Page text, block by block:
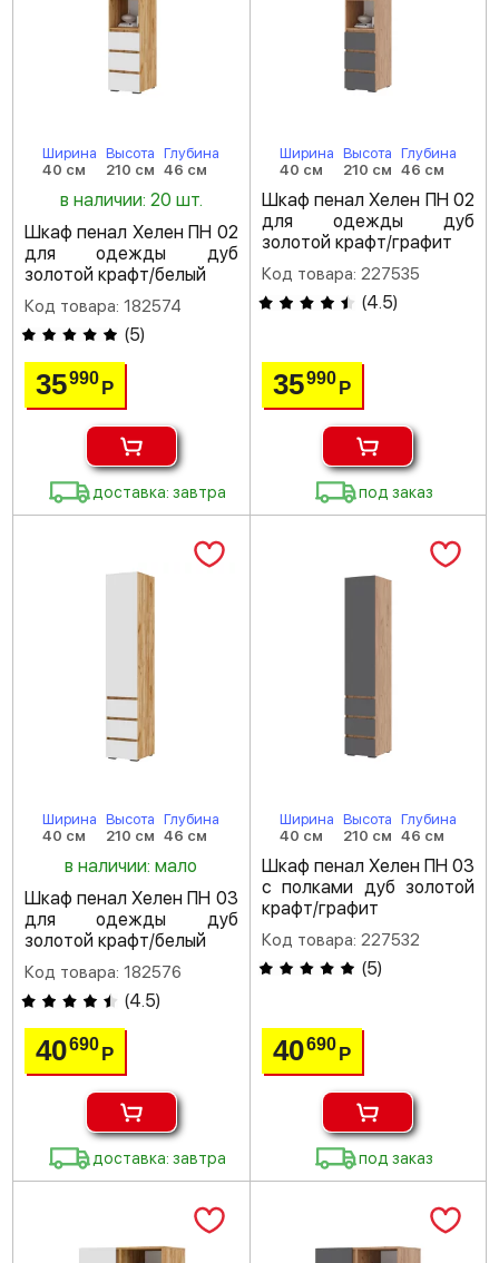
Ширина
40 см
Высота
210 см
Глубина
46 см
в наличии: 20 шт.
Шкаф пенал Хелен ПН 02
для одежды дуб
золотой крафт/белый
Код товара: 182574
(5)
35990Р
доставка: завтра
Ширина
40 см
Высота
210 см
Глубина
46 см
Шкаф пенал Хелен ПН 02
для одежды дуб
золотой крафт/графит
Код товара: 227535
(4.5)
35990 Р
под заказ
Ширина
40 см
Высота
210 см
Глубина
46 см
в наличии: мало
Шкаф пенал Хелен ПН 03
для одежды дуб
золотой крафт/белый
Код товара: 182576
(4.5)
40690Р
доставка: завтра
Ширина
40 см
Высота
210 см
Глубина
46 см
Шкаф пенал Хелен ПН 03
с полками дуб золотой
крафт/графит
Код товара: 227532
(5)
40690 Р
под заказ